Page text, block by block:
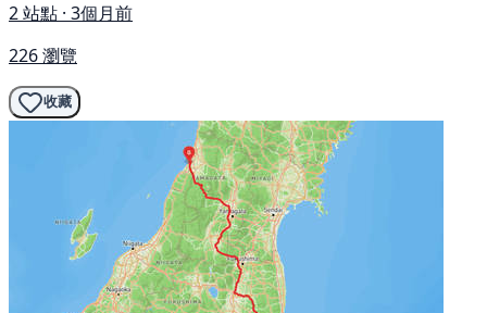
2 站點 · 3個月前
226 瀏覽
收藏